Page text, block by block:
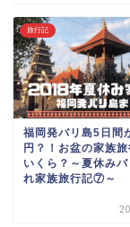
旅行記
福岡発バリ島5日間
円？！お盆の家族
いくら？～夏休み
れ家族旅行記⑦～